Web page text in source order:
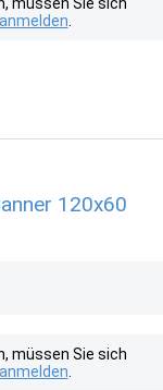
120x60
müssen Sie sich